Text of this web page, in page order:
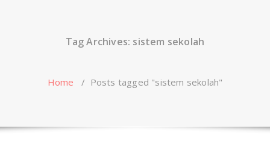
Tag Archives: sistem sekolah
Home / Posts tagged "sistem sekolah"